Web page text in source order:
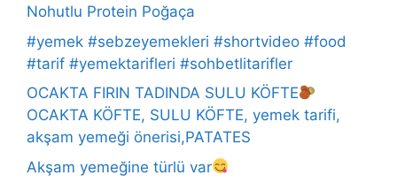
Nohutlu Protein Poğaça
#yemek #sebzeyemekleri #shortvideo #food
#tarif #yemektarifleri #sohbetlitarifler
OCAKTA FIRIN TADINDA SULU KÖFTE
OCAKTA KÖFTE, SULU KÖFTE, yemek tarifi,
akşam yemeği önerisi,PATATES
Akşam yemeğine türlü var